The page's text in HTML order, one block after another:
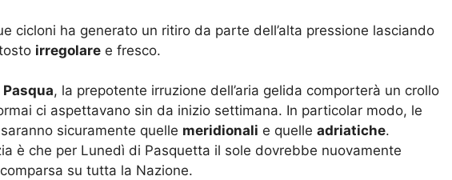
cicloni ha generato un ritiro da parte dell’alta pressione lasciando
irregolare e fresco.
, la prepotente irruzione dell’aria gelida comporterà un crollo
ci aspettavano sin da inizio settimana. In particolar modo, le
sicuramente quelle meridionali e quelle adriatiche.
è che per Lunedì di Pasquetta il sole dovrebbe nuovamente
su tutta la Nazione.